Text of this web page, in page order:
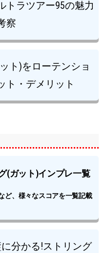
トラツアー95の魅力
察
ト)をローテンショ
ト・デメリット
(ガット)インプレ一覧
ど、様々なスコアを一覧記載
分かる!ストリング